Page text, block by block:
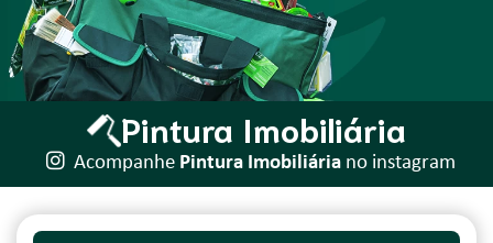
Pintura Imobiliária
Acompanhe Pintura Imobiliária no instagram